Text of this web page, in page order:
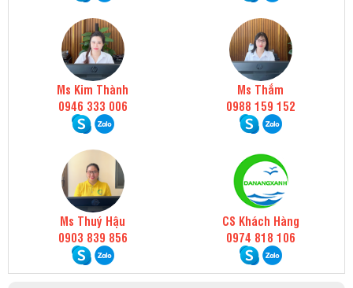
Ms Kim Thành
0946 333 006
Ms Thắm
0988 159 152
Ms Thuý Hậu
0903 839 856
CS Khách Hàng
0974 818 106